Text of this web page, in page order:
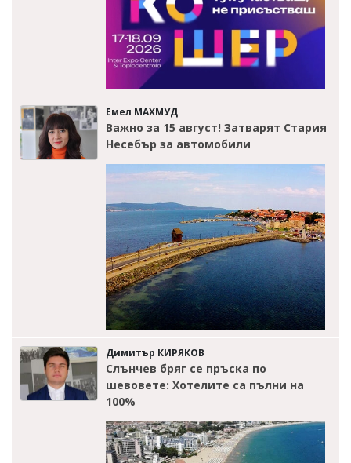
Емел МАХМУД
Важно за 15 август! Затварят Стария
Несебър за автомобили
Димитър КИРЯКОВ
Слънчев бряг се пръска по
шевовете: Хотелите са пълни на
100%